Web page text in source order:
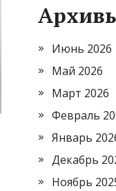
Июнь 2026
Май 2026
Март 2026
Февраль
Январь
Декабрь
Ноябрь